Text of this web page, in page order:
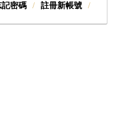
記密碼 註冊新帳號